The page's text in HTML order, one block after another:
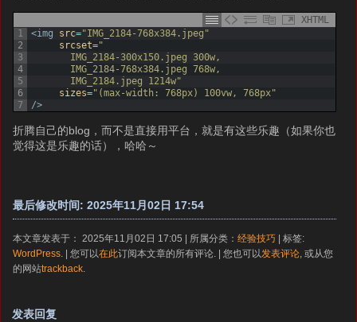
XHTML
1
2
3
4
5
6
7
<img src="IMG_2184-768x384.jpeg"
srcset="
IMG_2184-300x150.jpeg 300w,
IMG_2184-768x384.jpeg 768w,
IMG_2184.jpeg 1214w"
sizes="(max-width: 768px) 100vw, 768px"
/>
折腾自己的blog，而不是直接用平台，就是有这些乐趣（如果你也
觉得这是乐趣的话），哈哈～
最后修改时间: 2025年11月02日 17:54
本文章发表于： 2025年11月02日 17:05 | 所属分类：经验技巧 | 标签:
WordPress . | 您可以在此订阅本文章的所有评论. | 您也可以 发表评论 , 或从您
的网站trackback
发表回复